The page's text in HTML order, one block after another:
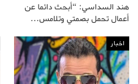
هند السداسي: “أبحث دائما عن
أعمال تحمل بصمتي وتلامس…
اخبار